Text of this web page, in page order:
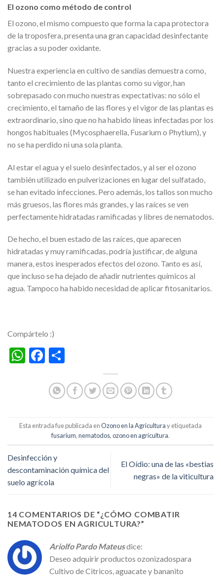
El ozono como método de control
El ozono, el mismo compuesto que forma la capa protectora
de la troposfera, presenta una gran capacidad desinfectante
gracias a su poder oxidante.
Nuestra experiencia en cultivo de sandías demuestra como,
tanto el crecimiento de las plantas como su vigor, han
sobrepasado con mucho nuestras expectativas: no sólo el
crecimiento, el tamaño de las flores y el vigor de las plantas es
extraordinario, sino que no ha habido líneas infectadas por los
hongos habituales (Mycosphaerella, Fusarium o Phytium), y
no se ha perdido ni una sola planta.
Al estar el agua y el suelo desinfectados, y al ser el ozono
también utilizado en pulverizaciones en lugar del sulfatado,
se han evitado infecciones. Pero además, los tallos son mucho
más gruesos, las flores más grandes, y las raíces se ven
perfectamente hidratadas ramificadas y libres de nematodos.
De hecho, el buen estado de las raíces, que aparecen
hidratadas y muy ramificadas, podría justificar, de alguna
manera, estos inesperados efectos del ozono. Tanto es así,
que incluso se ha dejado de añadir nutrientes químicos al
agua. Tampoco ha habido necesidad de aplicar fitosanitarios.
Compártelo :)
WhatsApp
Facebook
Esta entrada fue publicada enOzono en la Agriculturay etiquetada
fusarium,nematodos,ozono en agricultura.
Desinfección y
descontaminación química del
suelo agrícola
El Oídio: una de las «bestias
negras» de la viticultura
14 COMENTARIOS DE “¿CÓMO COMBATIR
NEMATODOS EN AGRICULTURA?”
Ariolfo Pardo Mateusdice:
Deseo adquirir productos ozonizadospara
Cultivo de Citricos, aguacate y bananito